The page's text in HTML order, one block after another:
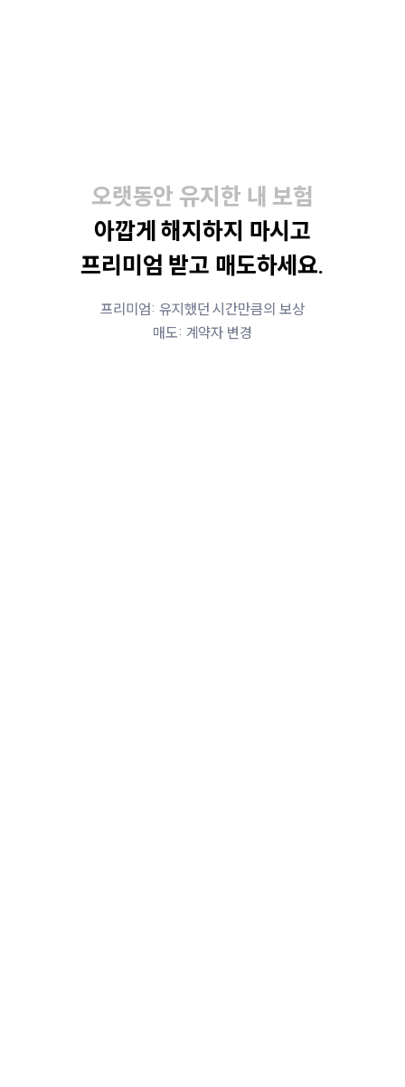
오랫동안 유지한 내 보험
아깝게 해지하지 마시고
프리미엄 받고 매도하세요.
프리미엄: 유지했던 시간만큼의 보상
매도: 계약자 변경